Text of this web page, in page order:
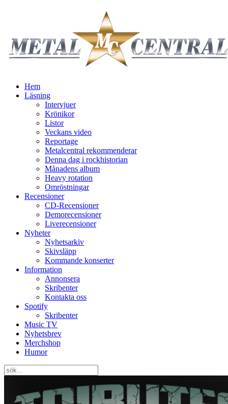
Hem
Läsning
Intervjuer
Krönikor
Listor
Veckans video
Reportage
Metalcentral rekommenderar
Denna dag i rockhistorian
Månadens album
Heavy rotation
Omröstningar
Recensioner
CD-Recensioner
Demorecensioner
Liverecensioner
Nyheter
Nyhetsarkiv
Skivsläpp
Kommande konserter
Information
Annonsera
Skribenter
Kontakta oss
Spotify
Skribenter
Music TV
Nyhetsbrev
Merchshop
Humor